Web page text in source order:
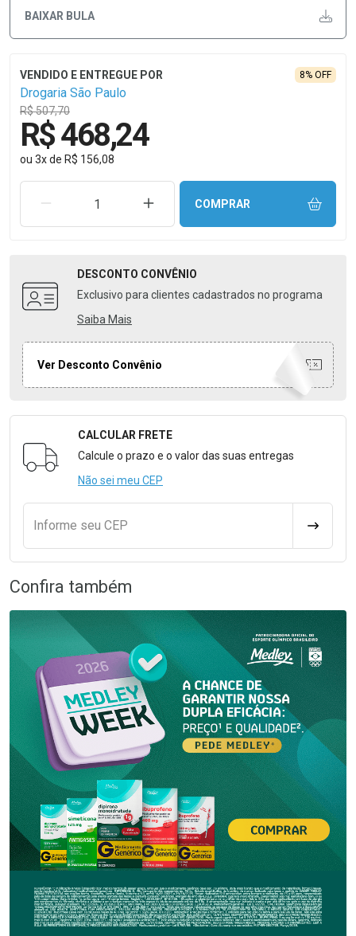
BAIXAR BULA
Drogaria São Paulo
R$ 507,70
8% OFF
R$ 468,24
ou 3xde R$ 156,08
REMOVER UMA UNIDADEAUMENTAR UMA UNIDADE
COMPRAR
DESCONTO CONVÊNIO
Exclusivo para clientes cadastrados no programa
Saiba Mais
Ver Desconto Convênio
Formulário para Calcular o Frete
CALCULAR FRETE
Calcule o prazo e o valor das suas entregas
Não sei meu CEP
Informe seu CEP
Confira também